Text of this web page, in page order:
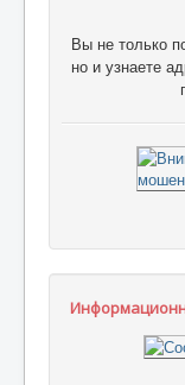
Вы не только
но и узнаете